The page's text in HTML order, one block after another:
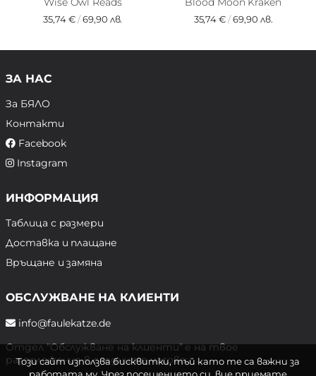
35,74 €/69,90 лв. 35,74 €/69,90 лв.
ЗА НАС
За БЯЛО
Контакти
Facebook
Instagram
ИНФОРМАЦИЯ
Таблица с размери
Доставка и плащане
Връщане и замяна
ОБСЛУЖВАНЕ НА КЛИЕНТИ
info@faulekatze.de
Отдел "Обслужване на клиенти" е на твое
разположение в следните часове:
Този сайт използва бисквитки, тъй като те са важни за